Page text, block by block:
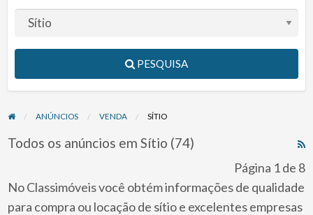
PESQUISA
ANÚNCIOS VENDA SÍTIO
Todos os anúncios em Sítio (74)
Página 1 de 8
No Classimóveis você obtém informações de qualidade
para compra ou locação de sítio e excelentes empresas